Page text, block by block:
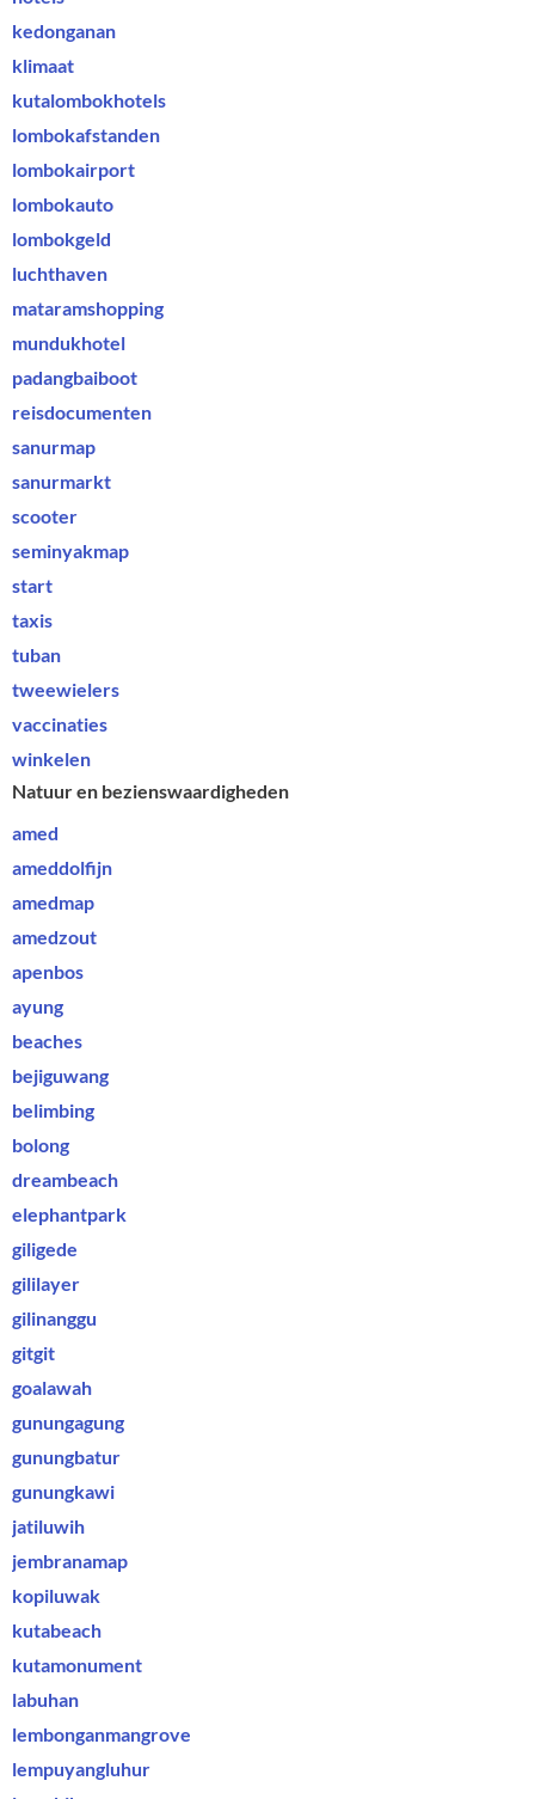
kedonganan
klimaat
kutalombokhotels
lombokafstanden
lombokairport
lombokauto
lombokgeld
luchthaven
mataramshopping
mundukhotel
padangbaiboot
reisdocumenten
sanurmap
sanurmarkt
scooter
seminyakmap
start
taxis
tuban
tweewielers
vaccinaties
winkelen
Natuur en bezienswaardigheden
amed
ameddolfijn
amedmap
amedzout
apenbos
ayung
beaches
bejiguwang
belimbing
bolong
dreambeach
elephantpark
giligede
gililayer
gilinanggu
gitgit
goalawah
gunungagung
gunungbatur
gunungkawi
jatiluwih
jembranamap
kopiluwak
kutabeach
kutamonument
labuhan
lembonganmangrove
lempuyangluhur